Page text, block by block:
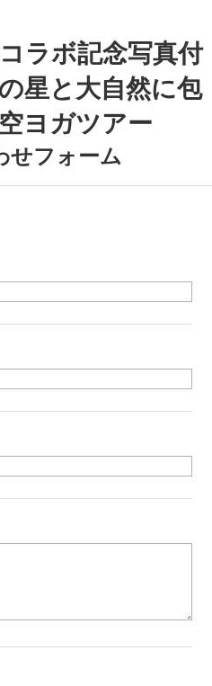
ラボ記念写真付
星と大自然に包
ヨガツアー
せフォーム